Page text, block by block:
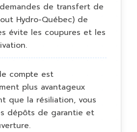
de transfert de
Hydro-Québec) de
évite les coupures et les
compte est
plus avantageux
que la résiliation, vous
dépôts de garantie et